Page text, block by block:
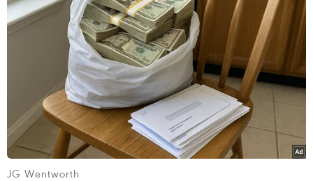
kinh tế Hàn Quốc trong năm nay và không chỉ giới hạn
trong quý 1 mà sẽ có thể kéo sang quý 2.
JG Wentworth